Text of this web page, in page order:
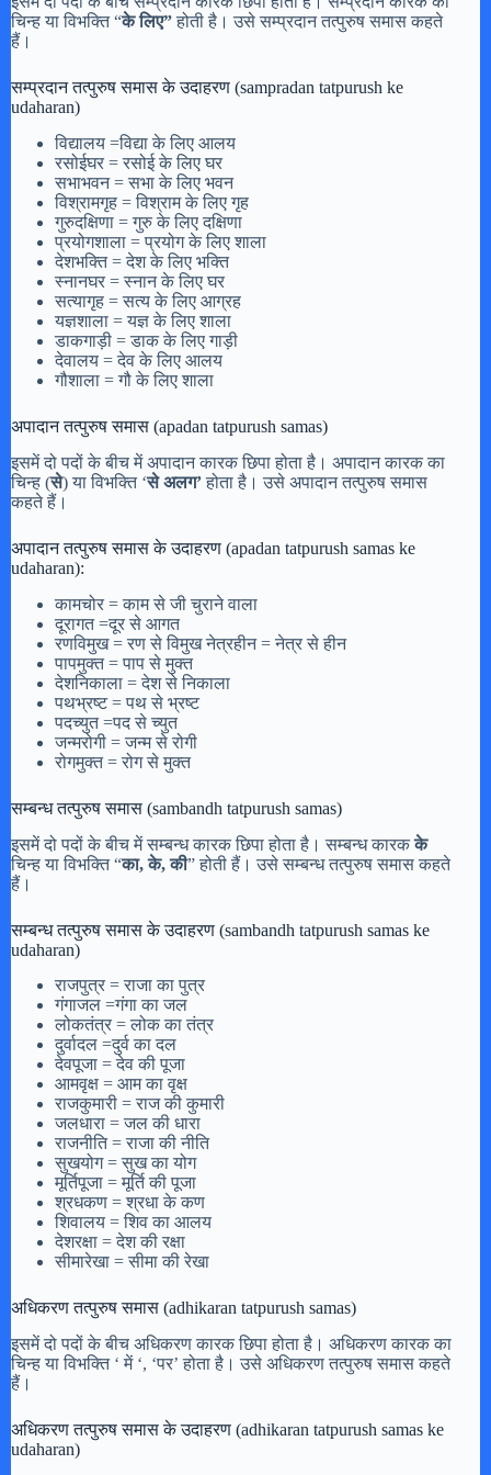
चिन्ह या विभक्ति “के लिए”होती है। उसे सम्प्रदान तत्पुरुष समास कहते
हैं।
सम्प्रदान तत्पुरुष समास के उदाहरण (sampradan tatpurush ke
udaharan)
विद्यालय =विद्या के लिए आलय
रसोईघर = रसोई के लिए घर
सभाभवन = सभा के लिए भवन
विश्रामगृह = विश्राम के लिए गृह
गुरुदक्षिणा = गुरु के लिए दक्षिणा
प्रयोगशाला = प्रयोग के लिए शाला
देशभक्ति = देश के लिए भक्ति
स्नानघर = स्नान के लिए घर
सत्यागृह = सत्य के लिए आग्रह
यज्ञशाला = यज्ञ के लिए शाला
डाकगाड़ी = डाक के लिए गाड़ी
देवालय = देव के लिए आलय
गौशाला = गौ के लिए शाला
अपादान तत्पुरुष समास (apadan tatpurush samas)
इसमें दो पदों के बीच में अपादान कारक छिपा होता है। अपादान कारक का
चिन्ह (से) या विभक्ति ‘से अलग’होता है। उसे अपादान तत्पुरुष समास
कहते हैं।
अपादान तत्पुरुष समास के उदाहरण (apadan tatpurush samas ke
udaharan):
कामचोर = काम से जी चुराने वाला
दूरागत =दूर से आगत
रणविमुख = रण से विमुख नेत्रहीन = नेत्र से हीन
पापमुक्त = पाप से मुक्त
देशनिकाला = देश से निकाला
पथभ्रष्ट = पथ से भ्रष्ट
पदच्युत =पद से च्युत
जन्मरोगी = जन्म से रोगी
रोगमुक्त = रोग से मुक्त
सम्बन्ध तत्पुरुष समास (sambandh tatpurush samas)
इसमें दो पदों के बीच में सम्बन्ध कारक छिपा होता है। सम्बन्ध कारकके
चिन्ह या विभक्ति “का, के, की” होती हैं। उसे सम्बन्ध तत्पुरुष समास कहते
हैं।
सम्बन्ध तत्पुरुष समास के उदाहरण (sambandh tatpurush samas ke
udaharan)
राजपुत्र = राजा का पुत्र
गंगाजल =गंगा का जल
लोकतंत्र = लोक का तंत्र
दुर्वादल =दुर्व का दल
देवपूजा = देव की पूजा
आमवृक्ष = आम का वृक्ष
राजकुमारी = राज की कुमारी
जलधारा = जल की धारा
राजनीति = राजा की नीति
सुखयोग = सुख का योग
मूर्तिपूजा = मूर्ति की पूजा
श्रधकण = श्रधा के कण
शिवालय = शिव का आलय
देशरक्षा = देश की रक्षा
सीमारेखा = सीमा की रेखा
अधिकरण तत्पुरुष समास (adhikaran tatpurush samas)
इसमें दो पदों के बीच अधिकरण कारक छिपा होता है। अधिकरण कारक का
चिन्ह या विभक्ति ‘ में ‘, ‘पर’ होता है। उसे अधिकरण तत्पुरुष समास कहते
हैं।
अधिकरण तत्पुरुष समास के उदाहरण (adhikaran tatpurush samas ke
udaharan)